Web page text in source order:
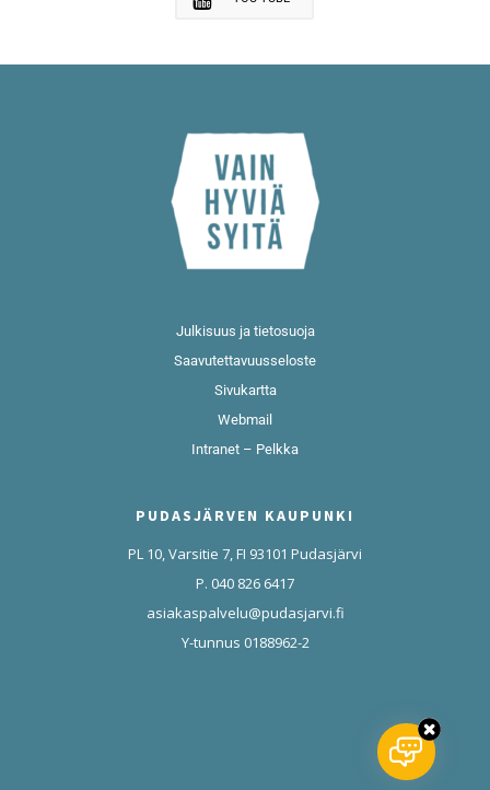
Julkisuus ja tietosuoja
Saavutettavuusseloste
Sivukartta
Webmail
Intranet – Pelkka
PUDASJÄRVEN KAUPUNKI
PL 10, Varsitie 7, FI 93101 Pudasjärvi
P. 040 826 6417
asiakaspalvelu@pudasjarvi.fi
Y-tunnus 0188962-2